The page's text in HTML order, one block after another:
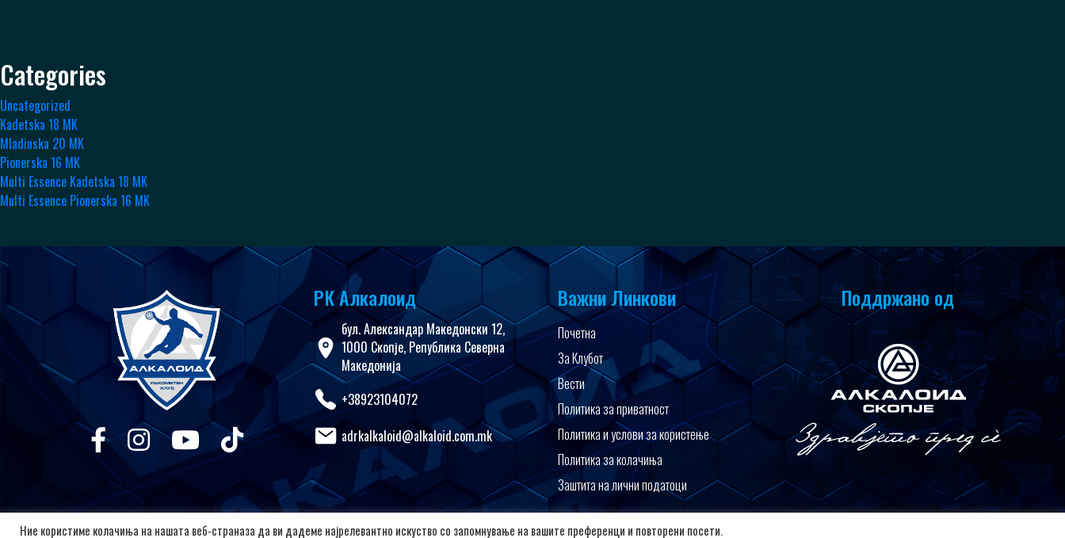
Categories
Uncategorized
Kadetska 18 MK
Mladinska 20 MK
Pionerska 16 MK
Multi Essence Kadetska 18 MK
Multi Essence Pionerska 16 MK
РК Алкалоид
бул. Александар Македонски 12,
1000 Скопје, Република Северна
Македонија
+38923104072
adrkalkaloid@alkaloid.com.mk
Важни Линкови
Почетна
За Клубот
Вести
Политика за приватност
Политика и услови за користење
Политика за колачиња
Заштита на лични податоци
Поддржано од
Ние користиме колачиња на нашата веб-страназа да ви дадеме најрелевантно искуство со запомнување на вашите преференци и повторени посети.